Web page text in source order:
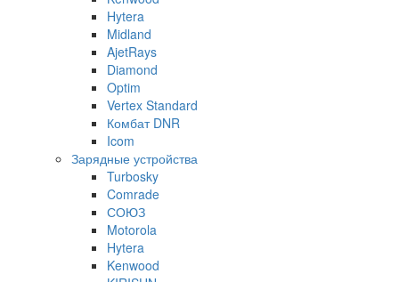
Hytera
Midland
AjetRays
Diamond
Optim
Vertex Standard
Комбат DNR
Icom
Зарядные устройства
Turbosky
Comrade
СОЮЗ
Motorola
Hytera
Kenwood